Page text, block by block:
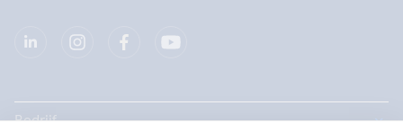
Bedrijf